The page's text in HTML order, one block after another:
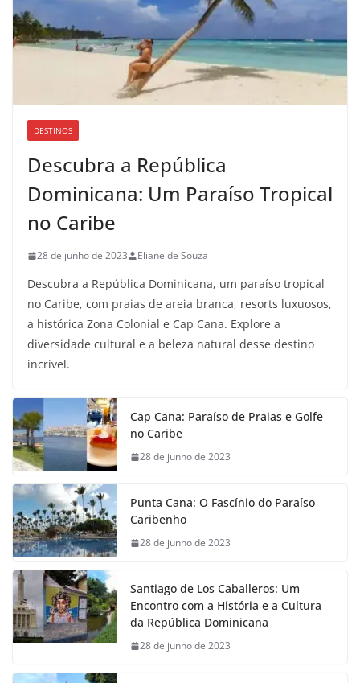
DESTINOS
Descubra a República
Dominicana: Um Paraíso Tropical
no Caribe
28 de junho de 2023 Eliane de Souza
Descubra a República Dominicana, um paraíso tropical
no Caribe, com praias de areia branca, resorts luxuosos,
a histórica Zona Colonial e Cap Cana. Explore a
diversidade cultural e a beleza natural desse destino
incrível.
Cap Cana: Paraíso de Praias e Golfe
no Caribe
28 de junho de 2023
Punta Cana: O Fascínio do Paraíso
Caribenho
28 de junho de 2023
Santiago de Los Caballeros: Um
Encontro com a História e a Cultura
da República Dominicana
28 de junho de 2023